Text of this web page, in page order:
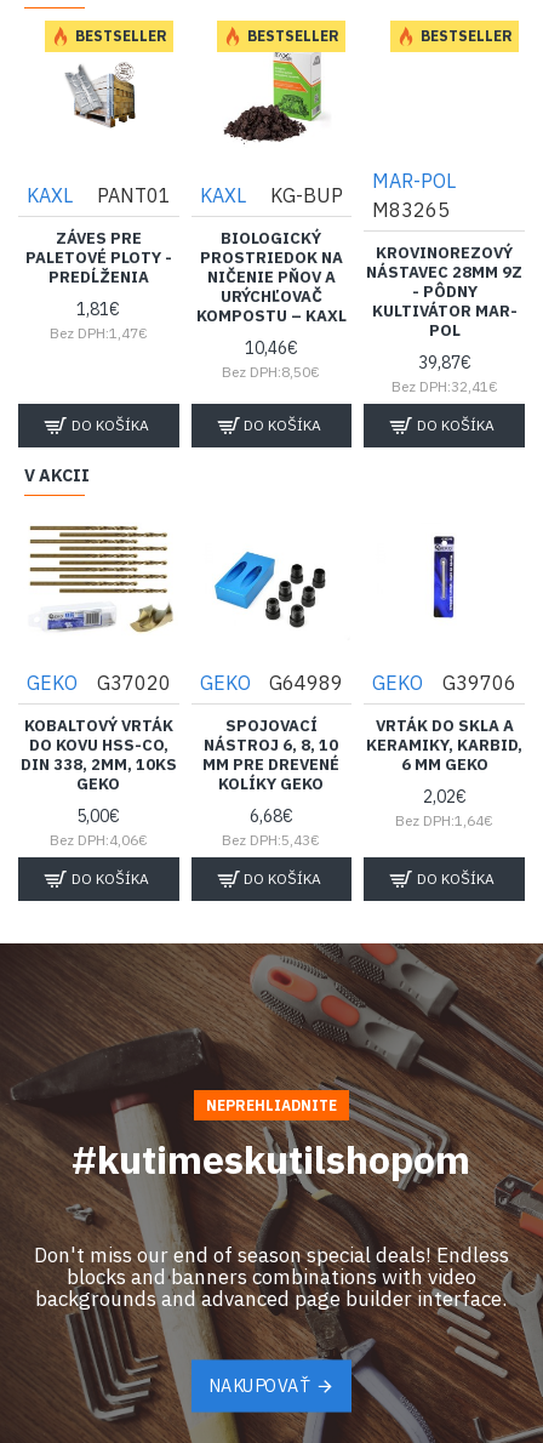
BESTSELLER
KAXL PANT01
ZÁVES PRE
PALETOVÉ PLOTY -
PREDĹŽENIA
1,81€
Bez DPH:1,47€
DO KOŠÍKA
BESTSELLER
KAXL KG-BUP
BIOLOGICKÝ
PROSTRIEDOK NA
NIČENIE PŇOV A
URÝCHĽOVAČ
KOMPOSTU – KAXL
10,46€
Bez DPH:8,50€
DO KOŠÍKA
BESTSELLER
MAR-POL
M83265
KROVINOREZOVÝ
NÁSTAVEC 28MM 9Z
- PÔDNY
KULTIVÁTOR MAR-
POL
39,87€
Bez DPH:32,41€
DO KOŠÍKA
V AKCII
GEKO G37020
KOBALTOVÝ VRTÁK
DO KOVU HSS-CO,
DIN 338, 2MM, 10KS
GEKO
5,00€
Bez DPH:4,06€
DO KOŠÍKA
GEKO G64989
SPOJOVACÍ
NÁSTROJ 6, 8, 10
MM PRE DREVENÉ
KOLÍKY GEKO
6,68€
Bez DPH:5,43€
DO KOŠÍKA
GEKO G39706
VRTÁK DO SKLA A
KERAMIKY, KARBID,
6 MM GEKO
2,02€
Bez DPH:1,64€
DO KOŠÍKA
NEPREHLIADNITE
#kutimeskutilshopom
Don't miss our end of season special deals! Endless
blocks and banners combinations with video
backgrounds and advanced page builder interface.
NAKUPOVAŤ